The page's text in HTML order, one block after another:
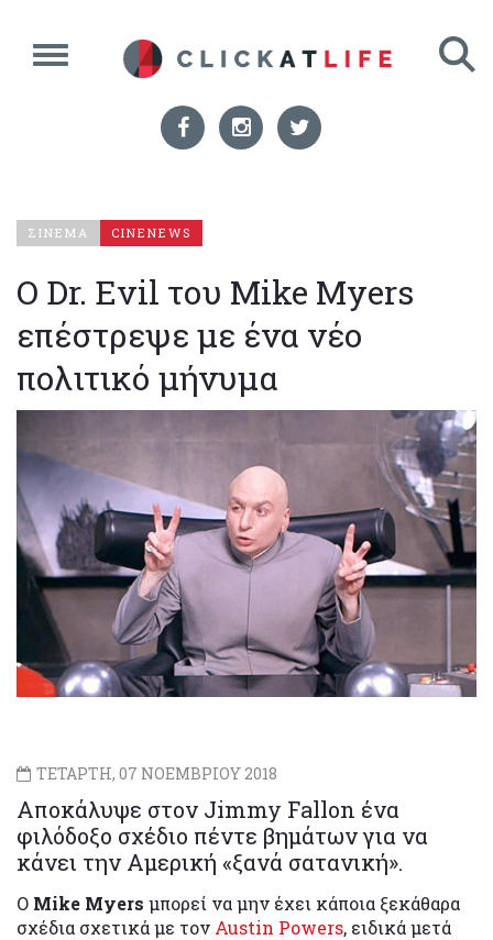
ΣΙΝΕΜΑ CINENEWS
Ο Dr. Evil του Mike Myers
επέστρεψε με ένα νέο
πολιτικό μήνυμα
ΤΕΤΑΡΤΗ, 07 ΝΟΕΜΒΡΙΟΥ 2018
Αποκάλυψε στον Jimmy Fallon ένα
φιλόδοξο σχέδιο πέντε βημάτων για να
κάνει την Αμερική «ξανά σατανική».
Ο Mike Myers μπορεί να μην έχει κάποια ξεκάθαρα
σχέδια σχετικά με τον Austin Powers, ειδικά μετά